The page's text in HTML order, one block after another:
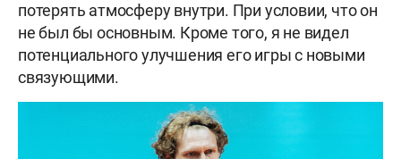
потерять атмосферу внутри. При условии, что он
не был бы основным. Кроме того, я не видел
потенциального улучшения его игры с новыми
связующими.